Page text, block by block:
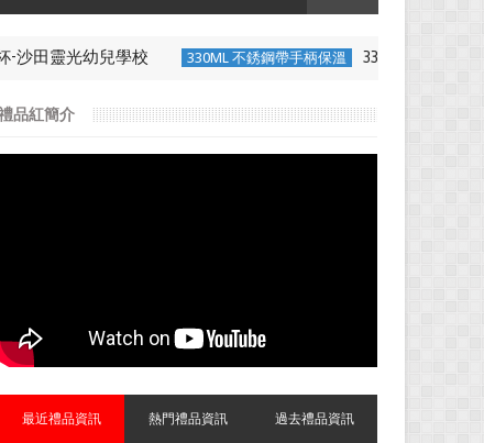
靈光幼兒學校 330ML 不銹鋼帶手柄保溫 330ML 不銹鋼帶手
品紅簡介
最近禮品資訊 熱門禮品資訊 過去禮品資訊